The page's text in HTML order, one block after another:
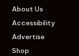
About Us
Accessibility
Advertise
Shop